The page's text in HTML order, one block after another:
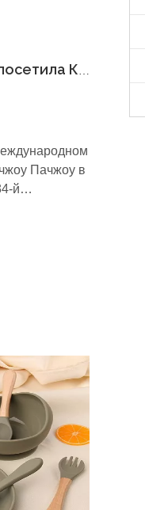
Компания Guangdong Bestwings посетила Кантонскую ярмарку, с любовью и профессионализмом помогая ребенку расти здоровым!
Пачжоу в
й